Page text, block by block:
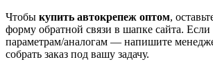
Чтобы купить автокрепеж оптом,
форму обратной связи в шапке сайта.
параметрам/аналогам — напишите
собрать заказ под вашу задачу.